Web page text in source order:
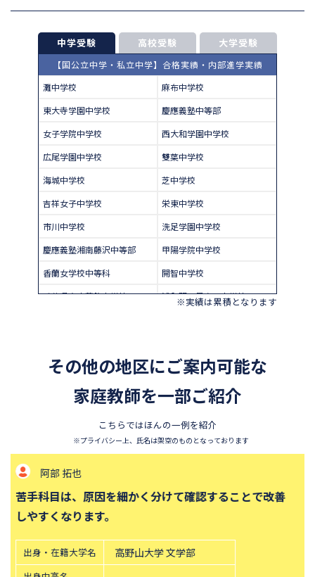
中学受験 高校受験 大学受験
【国公立中学・私立中学】合格実績・内部進学実績
灘中学校
麻布中学校
東大寺学園中学校
慶應義塾中等部
女子学院中学校
西大和学園中学校
広尾学園中学校
雙葉中学校
海城中学校
芝中学校
吉祥女子中学校
栄東中学校
市川中学校
洗足学園中学校
慶應義塾湘南藤沢中等部
甲陽学院中学校
香蘭女学校中等科
開智中学校
千葉県立東葛飾中学校
浦和明の星女子中学校
須磨学園中学校
北嶺中学校
白百合学園中学校
サレジオ学院中学校
等部
帝塚山中学校
攻玉社中学校
東京都市大学付属中学校
三田国際科学学園中学校
高輪中学校
青山学院横浜英和中学校
中央大学附属横浜中学校
六甲学院中学校
※実績は累積となります
その他の地区にご案内可能な
家庭教師を一部ご紹介
こちらではほんの一例を紹介
※プライバシー上、氏名は架空のものとなっております
伊藤 健太
勉強への苦手意識は、小さな成功体験を重ねることで
変えていけます。
出身・在籍大学名
和歌山県立医科大学 保健看護学
部